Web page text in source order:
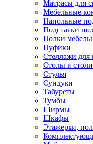
Матрасы для
Мебельные
Напольные
Подставки
Полки
Пуфики
Стеллажи для
Столы и
Стулья
Сундуки
Табуреты
Тумбы
Ширмы
Шкафы
Этажерки,